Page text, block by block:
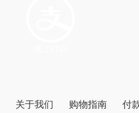
关于我们 购物指南 付